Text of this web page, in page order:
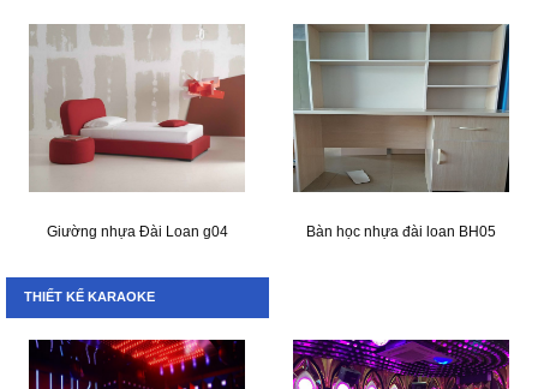
Giường nhựa Đài Loan g04 Bàn học nhựa đài loan BH05
THIẾT KẾ KARAOKE